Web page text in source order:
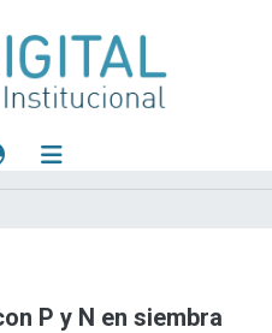
P y N en siembra